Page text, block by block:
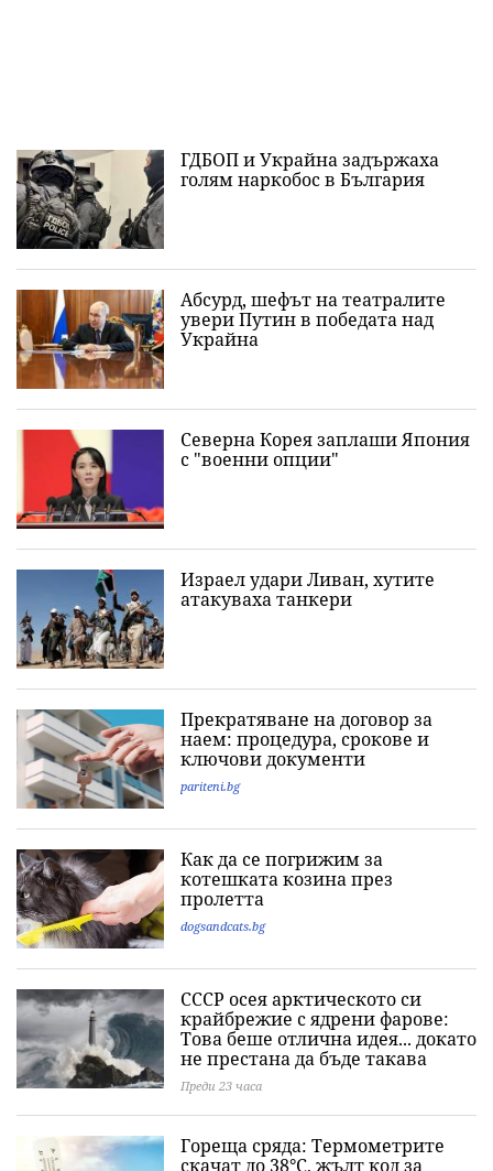
ГДБОП и Украйна задържаха
голям наркобос в България
Абсурд, шефът на театралите
увери Путин в победата над
Украйна
Северна Корея заплаши Япония
с "военни опции"
Израел удари Ливан, хутите
атакуваха танкери
Прекратяване на договор за
наем: процедура, срокове и
ключови документи
pariteni.bg
Как да се погрижим за
котешката козина през
пролетта
dogsandcats.bg
СССР осея арктическото си
крайбрежие с ядрени фарове:
Това беше отлична идея... докато
не престана да бъде такава
Преди 23 часа
Гореща сряда: Термометрите
скачат до 38°C, жълт код за